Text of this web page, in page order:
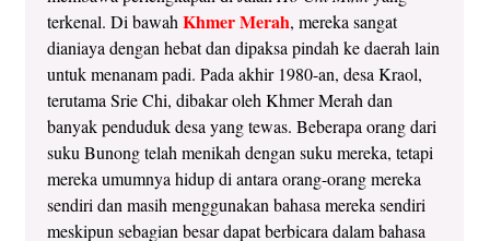
terkenal. Di bawahKhmer Merah, mereka sangat
dianiaya dengan hebat dan dipaksa pindah ke daerah lain
untuk menanam padi. Pada akhir 1980-an, desa Kraol,
terutama Srie Chi, dibakar oleh Khmer Merah dan
banyak penduduk desa yang tewas. Beberapa orang dari
suku Bunong telah menikah dengan suku mereka, tetapi
mereka umumnya hidup di antara orang-orang mereka
sendiri dan masih menggunakan bahasa mereka sendiri
meskipun sebagian besar dapat berbicara dalam bahasa